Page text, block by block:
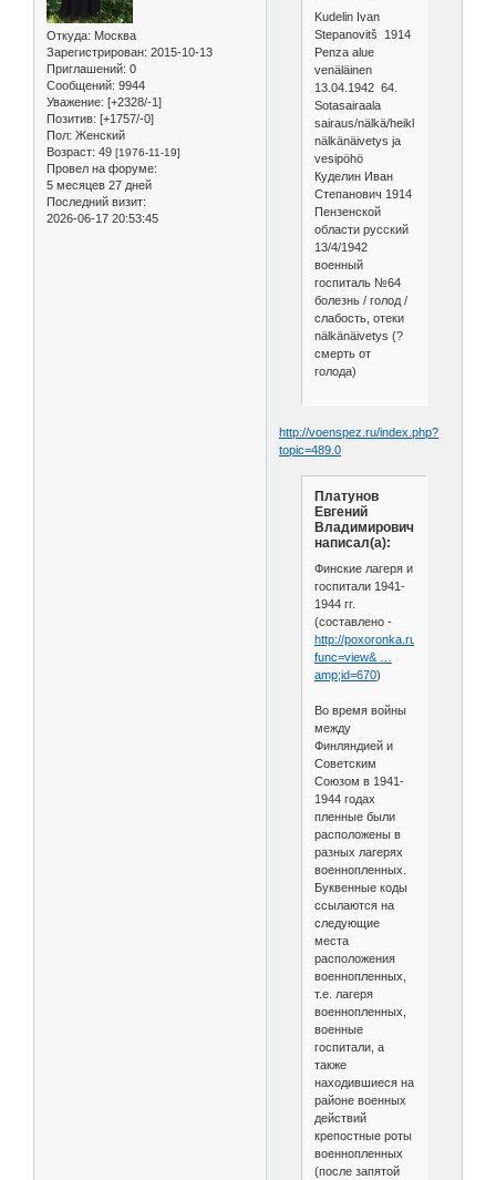
Откуда: Москва
Зарегистрирован: 2015-10-13
Приглашений: 0
Сообщений: 9944
Уважение: [+2328/-1]
Позитив: [+1757/-0]
Пол: Женский
Возраст: 49 [1976-11-19]
Провел на форуме:
5 месяцев 27 дней
Последний визит:
2026-06-17 20:53:45
Kudelin Ivan
Stepanovitš 1914
Penza alue
venäläinen
13.04.1942 64.
Sotasairaala
sairaus/nälkä/heikkous
nälkänäivetys ja
vesipöhö
Куделин Иван
Степанович 1914
Пензенской
области русский
13/4/1942
военный
госпиталь №64
болезнь / голод /
слабость, отеки
nälkänäivetys (?
смерть от
голода)
http://voenspez.ru/index.php?
topic=489.0
Платунов
Евгений
Владимирович
написал(а):
Финские лагеря и
госпитали 1941-
1944 гг.
(составлено -
http://poxoronka.ru/forum?
func=view& …
amp;id=670)
Во время войны
между
Финляндией и
Советским
Союзом в 1941-
1944 годах
пленные были
расположены в
разных лагерях
военнопленных.
Буквенные коды
ссылаются на
следующие
места
расположения
военнопленных,
т.е. лагеря
военнопленных,
военные
госпитали, а
также
находившиеся на
районе военных
действий
крепостные роты
военнопленных
(после запятой